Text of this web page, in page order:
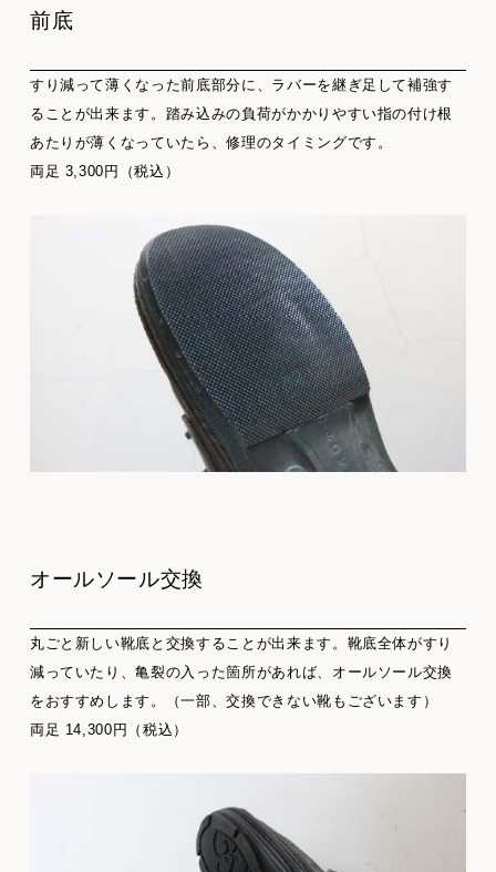
前底
すり減って薄くなった前底部分に、ラバーを継ぎ足して補強す
ることが出来ます。踏み込みの負荷がかかりやすい指の付け根
あたりが薄くなっていたら、修理のタイミングです。
両足 3,300円（税込）
オールソール交換
丸ごと新しい靴底と交換することが出来ます。靴底全体がすり
減っていたり、亀裂の入った箇所があれば、オールソール交換
をおすすめします。（一部、交換できない靴もございます）
両足 14,300円（税込）